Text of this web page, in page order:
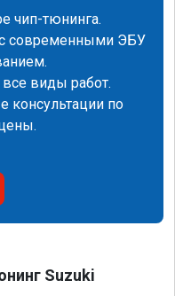
чип-тюнинга.
с современными ЭБУ
виды работ.
консультации по
Suzuki